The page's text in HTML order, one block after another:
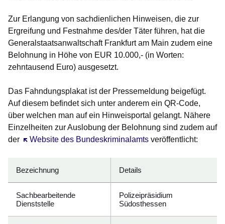
Zur Erlangung von sachdienlichen Hinweisen, die zur
Ergreifung und Festnahme des/der Täter führen, hat die
Generalstaatsanwaltschaft Frankfurt am Main zudem eine
Belohnung in Höhe von EUR 10.000,- (in Worten:
zehntausend Euro) ausgesetzt.
Das Fahndungsplakat ist der Pressemeldung beigefügt.
Auf diesem befindet sich unter anderem ein QR-Code,
über welchen man auf ein Hinweisportal gelangt. Nähere
Einzelheiten zur Auslobung der Belohnung sind zudem auf
der
Website des Bundeskriminalamts
Öffnet sich in einem neuen Fenster veröffentlicht:
Bezeichnung Details
Sachbearbeitende
Dienststelle
Polizeipräsidium
Südosthessen